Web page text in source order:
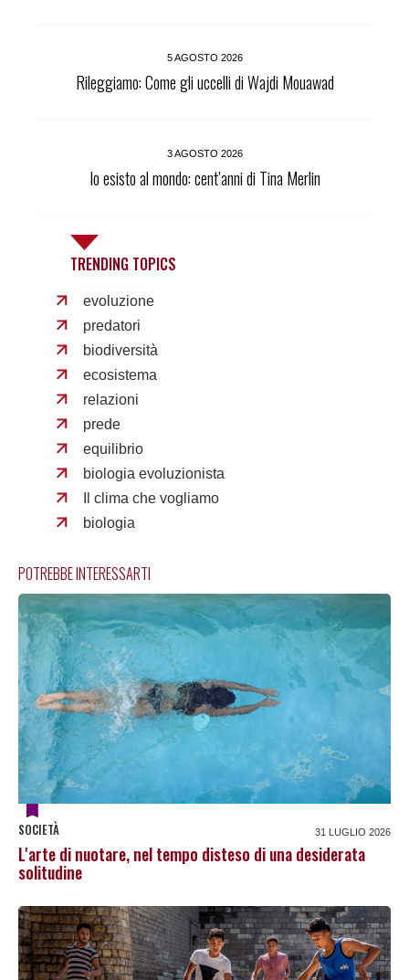
5 AGOSTO 2026
Rileggiamo: Come gli uccelli di Wajdi Mouawad
3 AGOSTO 2026
Io esisto al mondo: cent’anni di Tina Merlin
TRENDING TOPICS
evoluzione
predatori
biodiversità
ecosistema
relazioni
prede
equilibrio
biologia evoluzionista
Il clima che vogliamo
biologia
POTREBBE INTERESSARTI
SOCIETÀ 31 LUGLIO 2026
L'arte di nuotare, nel tempo disteso di una desiderata
solitudine